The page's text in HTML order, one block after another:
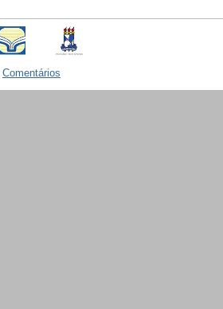
Comentários